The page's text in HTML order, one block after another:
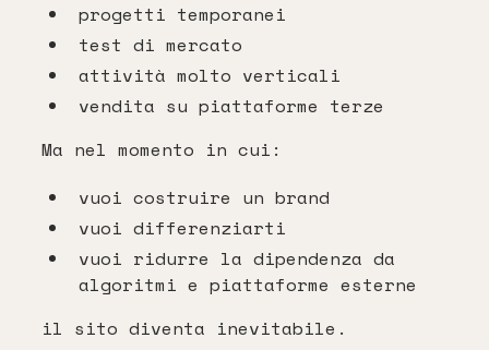
progetti temporanei
test di mercato
attività molto verticali
vendita su piattaforme terze
Ma nel momento in cui:
vuoi costruire un brand
vuoi differenziarti
vuoi ridurre la dipendenza da
algoritmi e piattaforme esterne
il sito diventa inevitabile.